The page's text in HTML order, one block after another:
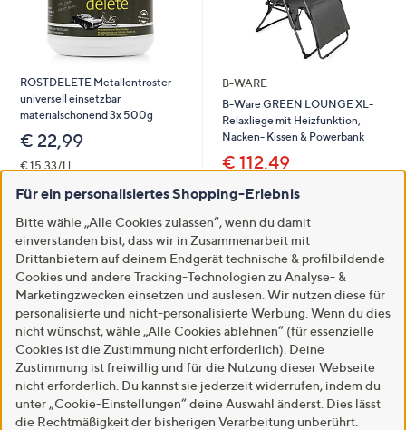
ROSTDELETE Metallentroster
universell einsetzbar
materialschonend 3x 500g
€ 22,99
€ 15,33/1 l
von
5
(4)
Bewertungen
In den Warenkorb
B-WARE
B-Ware GREEN LOUNGE XL-
Relaxliege mit Heizfunktion,
Nacken- Kissen & Powerbank
€ 112,49
5
Weitere Farben verfügbar
In den Warenkorb
Für ein personalisiertes Shopping-Erlebnis
Bitte wähle „Alle Cookies zulassen“, wenn du damit
einverstanden bist, dass wir in Zusammenarbeit mit
Drittanbietern auf deinem Endgerät technische & profilbildende
Cookies und andere Tracking-Technologien zu Analyse- &
Marketingzwecken einsetzen und auslesen. Wir nutzen diese für
personalisierte und nicht-personalisierte Werbung. Wenn du dies
nicht wünschst, wähle „Alle Cookies ablehnen“ (für essenzielle
Cookies ist die Zustimmung nicht erforderlich). Deine
Zustimmung ist freiwillig und für die Nutzung dieser Webseite
nicht erforderlich. Du kannst sie jederzeit widerrufen, indem du
unter „Cookie-Einstellungen“ deine Auswahl änderst. Dies lässt
die Rechtmäßigkeit der bisherigen Verarbeitung unberührt.